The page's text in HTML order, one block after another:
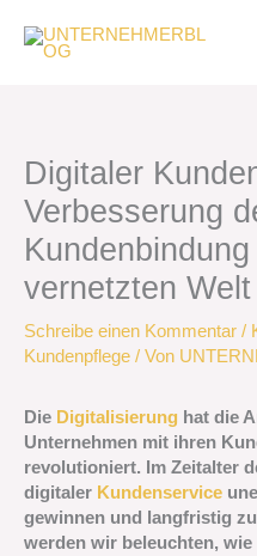
Inhalt
springen
Digitaler
Verbesserung
vernetzten Welt
Schreibe einen Kommentar /
Kundenpflege / Von
Die Digitalisierung hat die
Unternehmen mit ihren
revolutioniert. Im Zeitalter
digitaler Kundenservice
gewinnen und langfristig
werden wir beleuchten,